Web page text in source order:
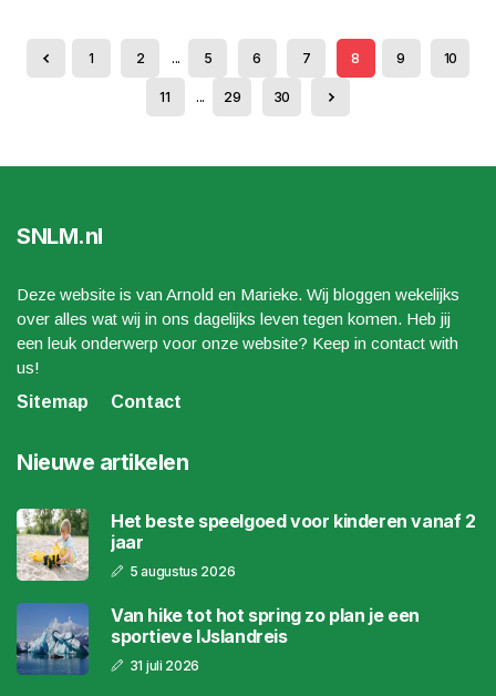
1 2 ... 5 6 7 8 9 10
11 ... 29 30
SNLM.nl
Deze website is van Arnold en Marieke. Wij bloggen wekelijks
over alles wat wij in ons dagelijks leven tegen komen. Heb jij
een leuk onderwerp voor onze website? Keep in contact with
us!
Sitemap
Contact
Nieuwe artikelen
Het beste speelgoed voor kinderen vanaf 2
jaar
5 augustus 2026
Van hike tot hot spring zo plan je een
sportieve IJslandreis
31 juli 2026